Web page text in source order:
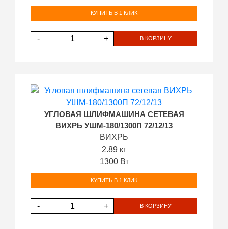
КУПИТЬ В 1 КЛИК
- + В КОРЗИНУ
УГЛОВАЯ ШЛИФМАШИНА СЕТЕВАЯ
ВИХРЬ УШМ-180/1300П 72/12/13
ВИХРЬ
2.89 кг
1300 Вт
КУПИТЬ В 1 КЛИК
- + В КОРЗИНУ